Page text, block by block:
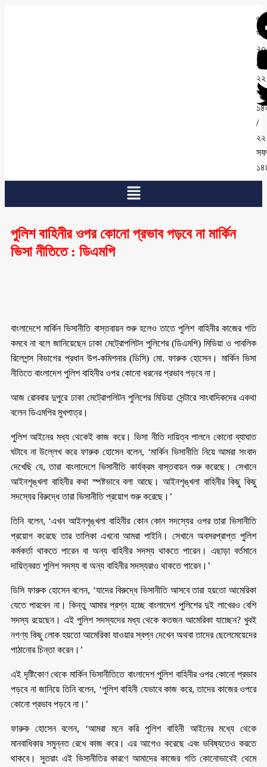
৬
/
২২
/
২২
পুলিশ বাহিনীর ওপর কোনো প্রভাব পড়বে না মার্কিন
ভিসা নীতিতে : ডিএমপি
বাংলাদেশে মার্কিন ভিসানীতি বাস্তবায়ন শুরু হলেও তাতে পুলিশ বাহিনীর কাজের গতি
কমবে না বলে জানিয়েছেন ঢাকা মেট্রোপলিটন পুলিশের (ডিএমপি) মিডিয়া ও পাবলিক
রিলেশন্স বিভাগের প্রধান উপ-কমিশনার (ডিসি) মো. ফারুক হোসেন। মার্কিন ভিসা
নীতিতে বাংলাদেশ পুলিশ বাহিনীর ওপর কোনো ধরনের প্রভাব পড়বে না।
আজ রোববার দুপুরে ঢাকা মেট্রোপলিটন পুলিশের মিডিয়া সেন্টারে সাংবাদিকদের একথা
বলেন ডিএমপির মুখপাত্র।
পুলিশ আইনের মধ্য থেকেই কাজ করে। ভিসা নীতি দায়িত্ব পালনে কোনো ব্যাঘাত
ঘটাবে না উল্লেখ করে ফারুক হোসেন বলেন, ‘মার্কিন ভিসানীতি নিয়ে আমরা সংবাদ
দেখেছি যে, তারা বাংলাদেশে ভিসানীতি কার্যক্রম বাস্তবায়ন শুরু করেছে। সেখানে
আইনশৃঙ্খলা বাহিনীর কথা স্পষ্টভাবে বলা আছে। আইনশৃঙ্খলা বাহিনীর কিছু কিছু
সদস্যের বিরুদ্ধে তারা ভিসানীতি প্রয়োগ শুরু করেছে।’
তিনি বলেন, ‘এখন আইনশৃঙ্খলা বাহিনীর কোন কোন সদস্যের ওপর তারা ভিসানীতি
প্রয়োগ করেছে তার তালিকা এখনো আমরা পাইনি। সেখানে অবসরপ্রাপ্ত পুলিশ
কর্মকর্তা থাকতে পারেন বা অন্য বাহিনীর সদস্য থাকতে পারেন। এছাড়া বর্তমানে
দায়িত্বরত পুলিশ সদস্য বা অন্য বাহিনীর সদস্যরাও থাকতে পারেন।’
ডিসি ফারুক হোসেন বলেন, ‘যাদের বিরুদ্ধে ভিসানীতি আসবে তারা হয়তো আমেরিকা
যেতে পারবেন না। কিন্তু আমার প্রশ্ন হচ্ছে বাংলাদেশ পুলিশের দুই লাখেরও বেশি
সদস্য রয়েছেন। এই পুলিশ সদস্যদের মধ্য থেকে কতজন আমেরিকা যাচ্ছেন? খুবই
নগণ্য কিছু লোক হয়তো আমেরিকা যাওয়ার স্বপ্ন দেখেন অথবা তাদের ছেলেমেয়েদের
পাঠানোর চিন্তা করেন।’
এই দৃষ্টিকোণ থেকে মার্কিন ভিসানীতিতে বাংলাদেশ পুলিশ বাহিনীর ওপর কোনো প্রভাব
পড়বে না জানিয়ে তিনি বলেন, ‘পুলিশ বাহিনী যেভাবে কাজ করে, তাদের কাজের ওপরে
কোনো প্রভাব পড়বে না।’
ফারুক হোসেন বলেন, ‘আমরা মনে করি পুলিশ বাহিনী আইনের মধ্যে থেকে
মানবাধিকার সমুন্নত রেখে কাজ করে। এর আগেও করেছে এবং ভবিষ্যতেও করতে
থাকবে। সুতরাং এই ভিসানীতির কারণে আমাদের কাজের গতি কোনোভাবেই থেমে